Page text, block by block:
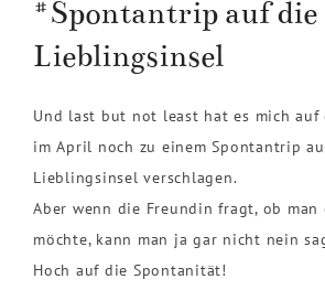
#Spontantrip auf die
Lieblingsinsel
Und last but not least hat es mich auf
im April noch zu einem Spontantrip
Lieblingsinsel verschlagen.
Aber wenn die Freundin fragt, ob
möchte, kann man ja gar nicht nein
Hoch auf die Spontanität!